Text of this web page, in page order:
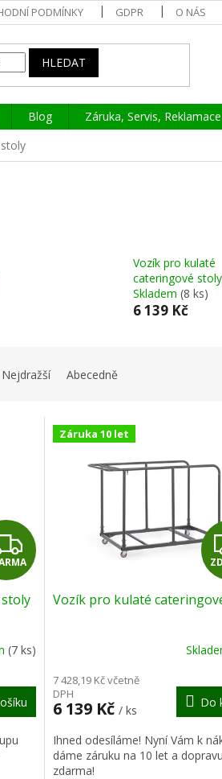
PODMÍNKY GDPR O NÁS
HLEDAT
Blog
Záruka, Servis, Reklamace
Vozík pro kulaté
cateringové stoly
Skladem (8 ks)
6 139 Kč
Nejdražší Abecedně
Z
D
A
R
M
A
(7 ks)
Záruka 10 let
Vozík pro kulaté
7 428,19 Kč včetně
DPH
6 139 Kč / ks
Do
Ihned odesíláme! Nyní Vám k
dáme záruku na 10 let a dopravu
zdarma!